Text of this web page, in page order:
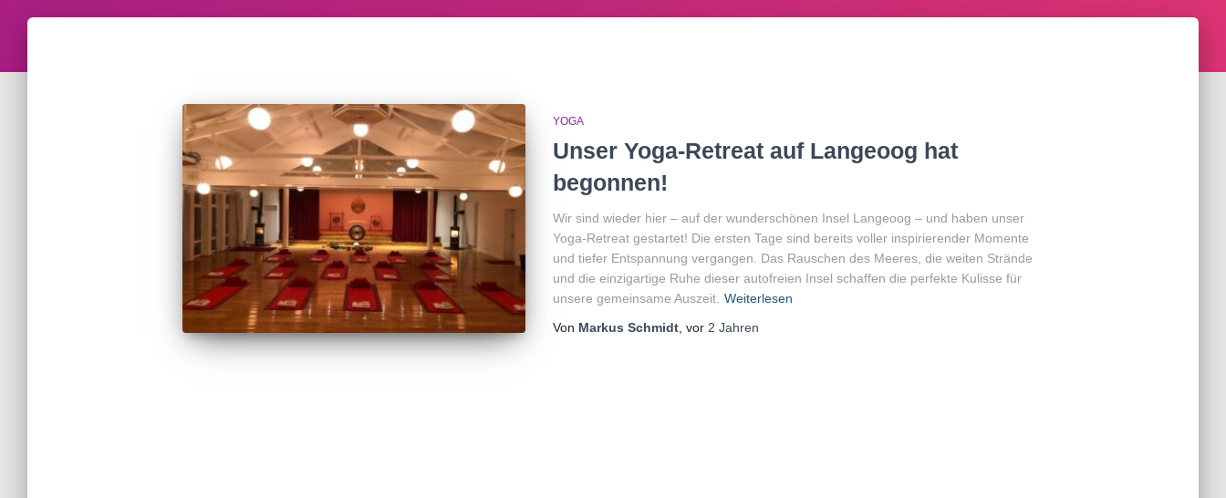
YOGA
Unser Yoga-Retreat auf Langeoog hat
begonnen!
Wir sind wieder hier – auf der wunderschönen Insel Langeoog – und haben unser
Yoga-Retreat gestartet! Die ersten Tage sind bereits voller inspirierender Momente
und tiefer Entspannung vergangen. Das Rauschen des Meeres, die weiten Strände
und die einzigartige Ruhe dieser autofreien Insel schaffen die perfekte Kulisse für
unsere gemeinsame Auszeit. Weiterlesen
Von Markus Schmidt, vor 2 Jahren